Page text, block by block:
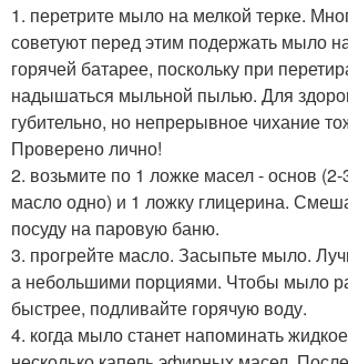
1. перетрите мыло на мелкой терке.
советуют перед этим подержать мыло
горячей батарее, поскольку при
надышаться мыльной пылью. Для
губительно, но непрерывное чихание
Проверено лично!
2. возьмите по 1 ложке масел - основ
масло одно) и 1 ложку глицерина.
посуду на паровую баню.
3. прогрейте масло. Засыпьте мыло.
а небольшими порциями. Чтобы мыло
быстрее, подливайте горячую воду.
4. когда мыло станет напоминать